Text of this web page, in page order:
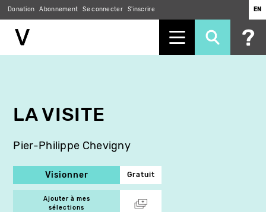
Donation Abonnement Se connecter S'inscrire EN
LA VISITE
Pier-Philippe Chevigny
Visionner Gratuit
Ajouter à mes
sélections